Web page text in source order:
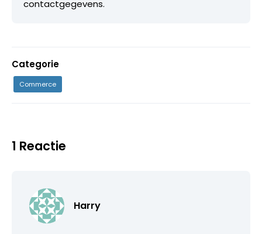
contactgegevens.
Categorie
Commerce
1 Reactie
Harry